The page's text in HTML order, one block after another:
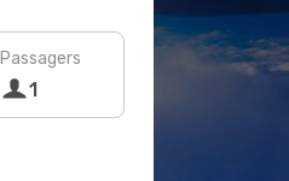
Passagers
1